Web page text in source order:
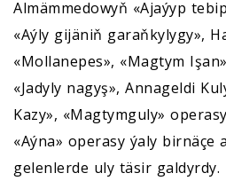
Almämmedowyň «Ajaýyp
«Aýly gijäniň garaňkylygy»,
«Mollanepes», «Magtym
«Jadyly nagyş», Annageldi
Kazy», «Magtymguly»
«Aýna» operasy ýaly birnäçe
gelenlerde uly täsir galdyrdy.